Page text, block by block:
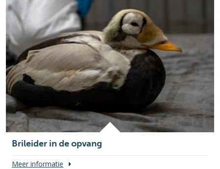
Brileider in de opvang
Meer informatie